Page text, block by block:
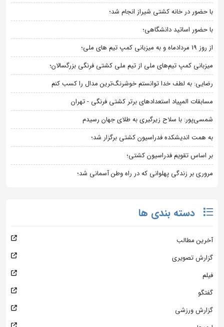
با حضور در خانه کشتی شیراز انجام شد؛
با حضور اساتید دانشگاهی؛
از روز 19 مردادماه و به میزبانی کمپ تیم های ملی؛
میزبانی کمپ تیم‌های ملی از تیم ملی کشتی فرنگی بزرگسالان؛
رضایی: به لطف خدا توانستم خوشرنگ‌ترین مدال را کسب کنم
مسابقات المپیاد استعدادهای برتر کشتی فرنگی - تهران
شمسی‌پور: با سلاح زیرگیری به طلای جهان رسیدم
به همت اندیشکده فدراسیون کشتی برگزار شد؛
بر اساس تقویم فدراسیون کشتی؛
مروری بر زندگی پهلوانی که در راه وطن آسمانی شد؛
دسته بندی ها
آخرین مطالب
گزارش تصویری
فیلم
گفتگو
گزارش ورزشی